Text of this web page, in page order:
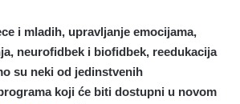
i mladih, upravljanje emocijama,
neurofidbek i biofidbek, reedukacija
su neki od jedinstvenih
koji će biti dostupni u novom